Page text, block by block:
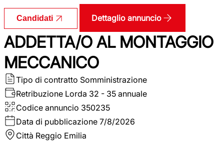
Candidati Dettaglio annuncio
ADDETTA/O AL MONTAGGIO
MECCANICO
Tipo di contratto Somministrazione
Retribuzione Lorda 32 - 35 annuale
Codice annuncio 350235
Data di pubblicazione 7/8/2026
Città Reggio Emilia